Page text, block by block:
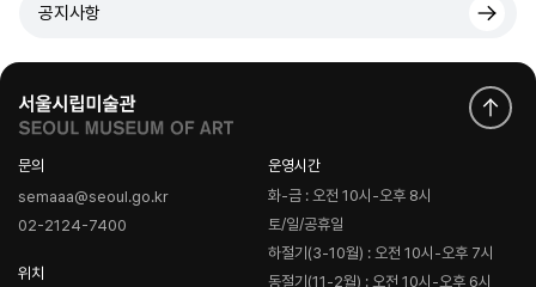
공지사항
문의
semaaa@seoul.go.kr
02-2124-7400
위치
운영시간
화-금 : 오전 10시-오후 8시
토/일/공휴일
하절기(3-10월) : 오전 10시-오후 7시
동절기(11-2월) : 오전 10시-오후 6시